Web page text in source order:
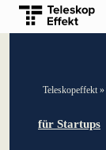
STARTSEITE
Teleskopeffekt»
für Startups